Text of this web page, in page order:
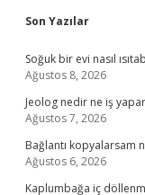
Sidebar
Son Yazılar
Soğuk bir evi nasıl
Ağustos 8, 2026
Jeolog nedir ne iş
Ağustos 7, 2026
Bağlantı kopyalarsam
Ağustos 6, 2026
Kaplumbağa iç